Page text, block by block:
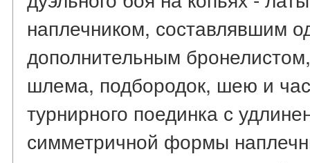
наплечником, составлявшим
дополнительным
шлема, подбородок, шею и
турнирного поединка с
симметричной формы